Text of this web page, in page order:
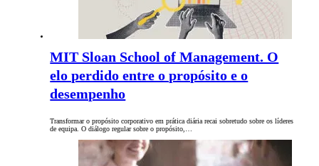
MIT Sloan School of Management. O
elo perdido entre o propósito e o
desempenho
Transformar o propósito corporativo em prática diária recai sobretudo sobre os líderes
de equipa. O diálogo regular sobre o propósito,…